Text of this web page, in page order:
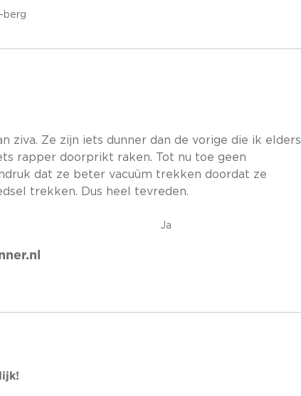
berg
ziva. Ze zijn iets dunner dan de vorige die ik elders
rapper doorprikt raken. Tot nu toe geen
dat ze beter vacuüm trekken doordat ze
trekken. Dus heel tevreden.
Ja